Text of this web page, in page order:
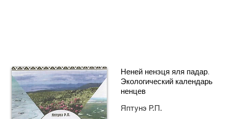
Неней ненэця яля падар.
Экологический календарь
ненцев
Яптунэ Р.П.